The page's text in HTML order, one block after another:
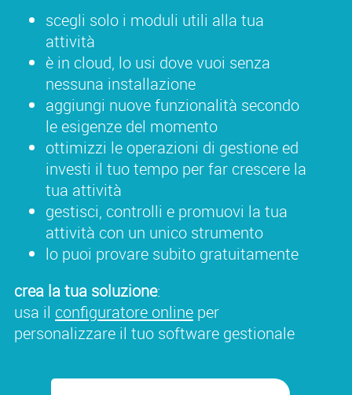
scegli solo i moduli utili alla tua
attività
è in cloud, lo usi dove vuoi senza
nessuna installazione
aggiungi nuove funzionalità secondo
le esigenze del momento
ottimizzi le operazioni di gestione ed
investi il tuo tempo per far crescere la
tua attività
gestisci, controlli e promuovi la tua
attività con un unico strumento
lo puoi provare subito gratuitamente
crea la tua soluzione:
usa il configuratore online per
personalizzare il tuo software gestionale